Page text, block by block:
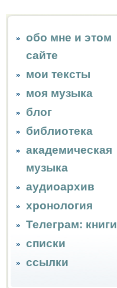
обо мне и этом
сайте
мои тексты
моя музыка
блог
библиотека
академическая
музыка
аудиоархив
хронология
Телеграм: книги
списки
ссылки